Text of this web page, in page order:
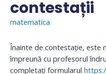
contestații
matematica
Înainte de contestație, este
împreună cu profesorul
completați formularul